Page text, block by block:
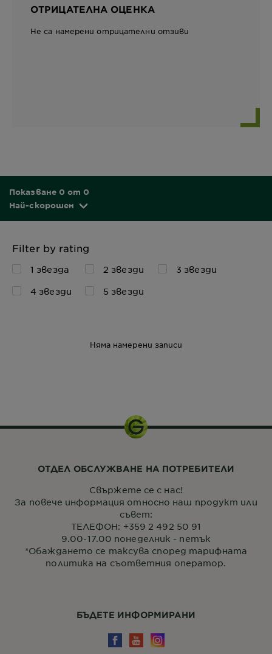
ОТРИЦАТЕЛНА ОЦЕНКА
Не са намерени отрицателни отзиви
Показване 0 от 0
Най-скорошен
Filter by rating
1 звезда 2 звезди
3 звезди
4 звезди
5 звезди
Няма намерени записи
БЪДЕТЕ ИНФОРМИРАНИ
ОТДЕЛ ОБСЛУЖВАНЕ НА ПОТРЕБИТЕЛИ
Свържете се с нас!
За повече информация относно наш продукт или
съвет:
ТЕЛЕФОН: +359 2 492 50 91
9.00-17.00 понеделник - петък
*Обаждането се таксува според тарифната
политика на съответния оператор.